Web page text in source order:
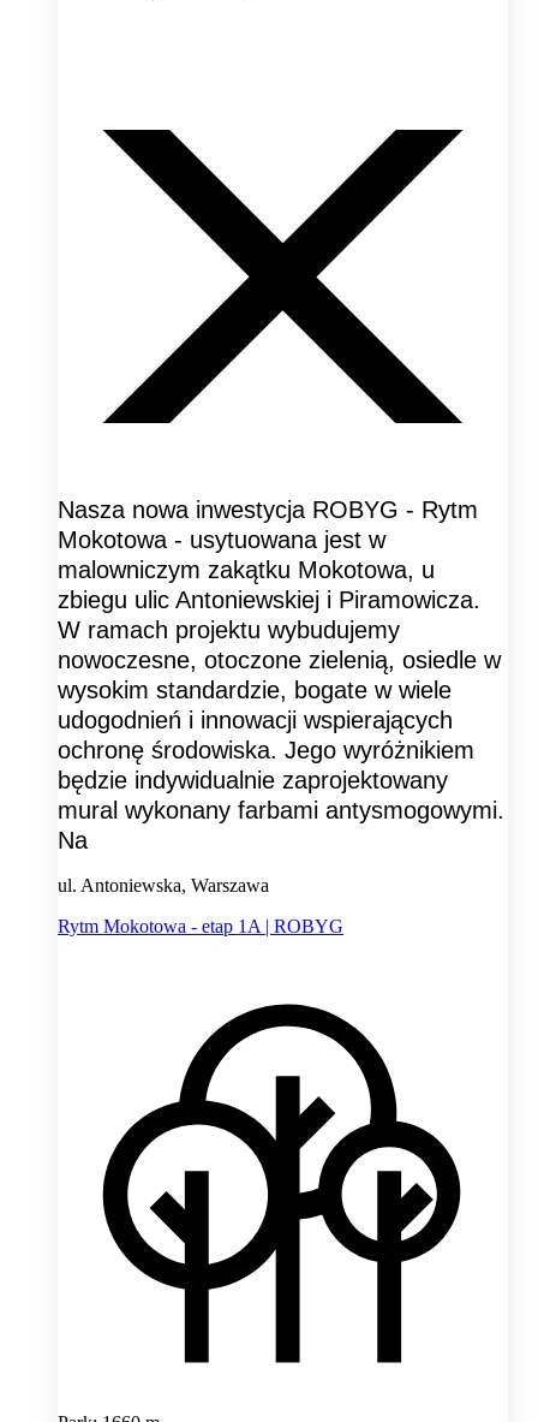
Nasza nowa inwestycja ROBYG - Rytm
Mokotowa - usytuowana jest w
malowniczym zakątku Mokotowa, u
zbiegu ulic Antoniewskiej i Piramowicza.
W ramach projektu wybudujemy
nowoczesne, otoczone zielenią, osiedle w
wysokim standardzie, bogate w wiele
udogodnień i innowacji wspierających
ochronę środowiska. Jego wyróżnikiem
będzie indywidualnie zaprojektowany
mural wykonany farbami antysmogowymi.
Na
ul. Antoniewska, Warszawa
Rytm Mokotowa - etap 1A | ROBYG